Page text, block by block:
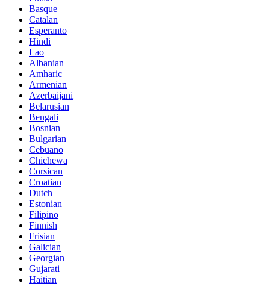
Basque
Catalan
Esperanto
Hindi
Lao
Albanian
Amharic
Armenian
Azerbaijani
Belarusian
Bengali
Bosnian
Bulgarian
Cebuano
Chichewa
Corsican
Croatian
Dutch
Estonian
Filipino
Finnish
Frisian
Galician
Georgian
Gujarati
Haitian